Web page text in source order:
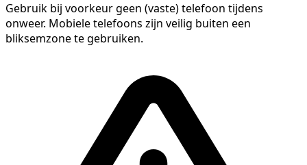
Gebruik bij voorkeur geen (vaste) telefoon tijdens
onweer. Mobiele telefoons zijn veilig buiten een
bliksemzone te gebruiken.